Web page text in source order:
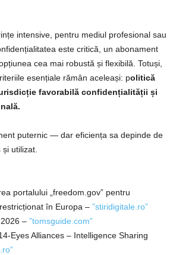
intensive, pentru mediul profesional sau
este critică, un abonament
cea mai robustă și flexibilă. Totuși,
esențiale rămân aceleași: politică
favorabilă confidențialității și
puternic — dar eficiența sa depinde de
utilizat.
portalului „freedom.gov” pentru
în Europa – ”stiridigitale.ro”
– ”tomsguide.com”
Eyes Alliances – Intelligence Sharing